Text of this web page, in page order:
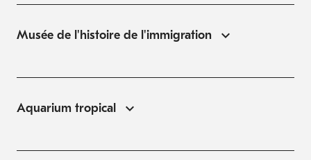
Musée de l'histoire de l'immigration
Aquarium tropical